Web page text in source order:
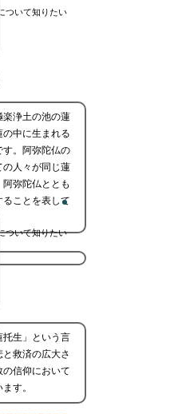
ついて知りたい
楽浄土の池の蓮
中に生まれる
す。阿弥陀仏の
の人々が同じ蓮
弥陀仏ととも
ことを表して
ついて知りたい
托生」という言
救済の広大さ
信仰において
す。